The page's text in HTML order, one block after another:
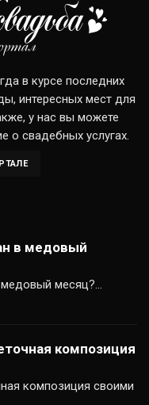
в курсе последних
интересных мест для
у нас вы можете
о свадебных услугах.
в медовый
месяц?…
композиция
композиция своими